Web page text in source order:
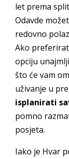
let prema
Odavde
redovno
Ako
opciju
što će vam
uživanje u
isplanirati
pomno
posjeta.
Iako je Hvar